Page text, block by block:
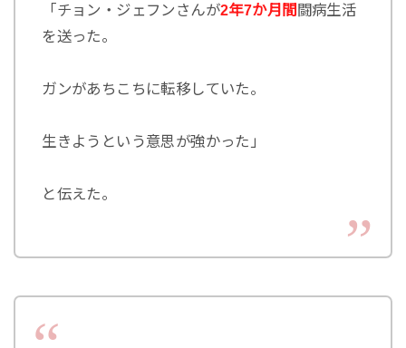
「チョン・ジェフンさんが2年7か月間 闘病生活
を送った。
ガンがあちこちに転移していた。
生きようという意思が強かった」
と伝えた。